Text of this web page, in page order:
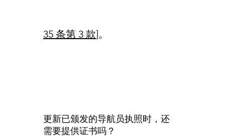
35 条第 3 款]。
更新已颁发的导航员执照时，还
需要提供证书吗？